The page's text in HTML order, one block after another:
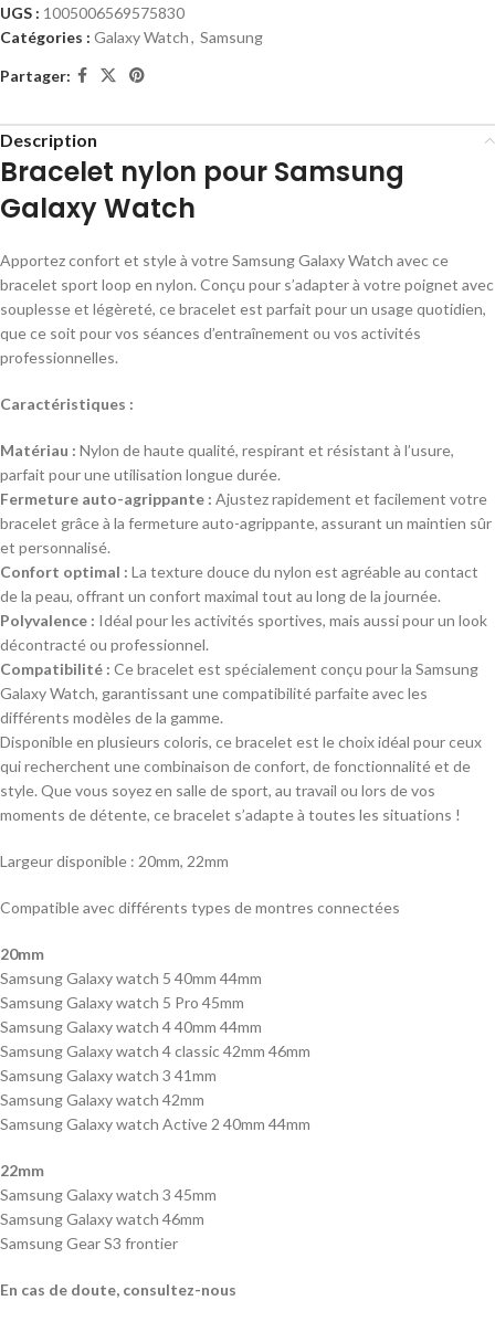
UGS : 1005006569575830
Catégories : Galaxy Watch, Samsung
Partager:
Description
Bracelet nylon pour Samsung
Galaxy Watch
Apportez confort et style à votre Samsung Galaxy Watch avec ce
bracelet sport loop en nylon. Conçu pour s’adapter à votre poignet avec
souplesse et légèreté, ce bracelet est parfait pour un usage quotidien,
que ce soit pour vos séances d’entraînement ou vos activités
professionnelles.
Caractéristiques :
Matériau : Nylon de haute qualité, respirant et résistant à l’usure,
parfait pour une utilisation longue durée.
Fermeture auto-agrippante : Ajustez rapidement et facilement votre
bracelet grâce à la fermeture auto-agrippante, assurant un maintien sûr
et personnalisé.
Confort optimal : La texture douce du nylon est agréable au contact
de la peau, offrant un confort maximal tout au long de la journée.
Polyvalence : Idéal pour les activités sportives, mais aussi pour un look
décontracté ou professionnel.
Compatibilité : Ce bracelet est spécialement conçu pour la Samsung
Galaxy Watch, garantissant une compatibilité parfaite avec les
différents modèles de la gamme.
Disponible en plusieurs coloris, ce bracelet est le choix idéal pour ceux
qui recherchent une combinaison de confort, de fonctionnalité et de
style. Que vous soyez en salle de sport, au travail ou lors de vos
moments de détente, ce bracelet s’adapte à toutes les situations !
Largeur disponible : 20mm, 22mm
Compatible avec différents types de montres connectées
20mm
Samsung Galaxy watch 5 40mm 44mm
Samsung Galaxy watch 5 Pro 45mm
Samsung Galaxy watch 4 40mm 44mm
Samsung Galaxy watch 4 classic 42mm 46mm
Samsung Galaxy watch 3 41mm
Samsung Galaxy watch 42mm
Samsung Galaxy watch Active 2 40mm 44mm
22mm
Samsung Galaxy watch 3 45mm
Samsung Galaxy watch 46mm
Samsung Gear S3 frontier
En cas de doute, consultez-nous